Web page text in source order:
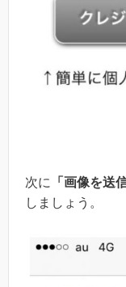
次に
「画像を送
しましょう。